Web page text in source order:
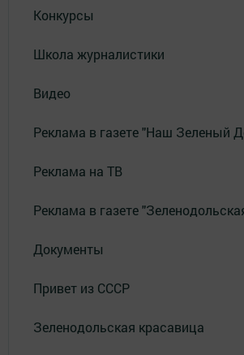
Конкурсы
Школа журналистики
Видео
Реклама в газете "Наш Зеленый
Реклама на ТВ
Реклама в газете
Документы
Привет из СССР
Зеленодольская красавица